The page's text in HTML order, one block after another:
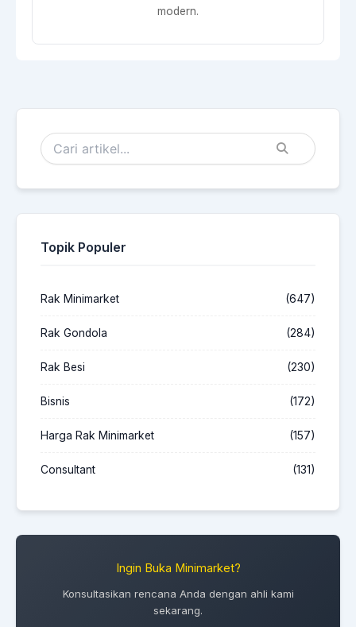
modern.
Topik Populer
Rak Minimarket (647)
Rak Gondola (284)
Rak Besi (230)
Bisnis (172)
Harga Rak Minimarket (157)
Consultant (131)
Ingin Buka Minimarket?
Konsultasikan rencana Anda dengan ahli kami
sekarang.